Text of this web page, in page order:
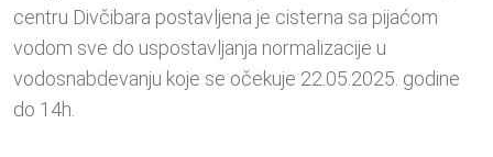
centru Divčibara postavljena je cisterna sa pijaćom
vodom sve do uspostavljanja normalizacije u
vodosnabdevanju koje se očekuje 22.05.2025. godine
do 14h.